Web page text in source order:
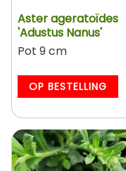
Aster ageratoïdes
'Adustus Nanus'
Pot 9 cm
OP BESTELLING